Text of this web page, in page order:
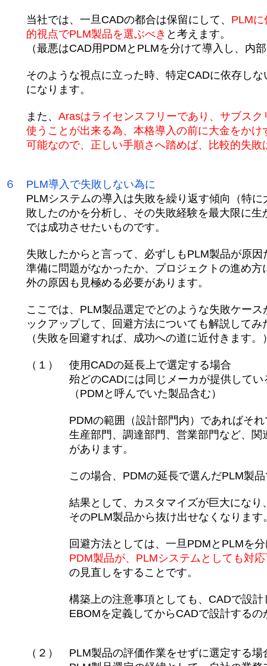
当社では、一旦CADの都合は保留にして、 PLM
的視点でPLM製品を選ぶべき と考えます。
（最悪はCAD用PDMとPLMを分けて導入し、内部
そのような視点に立った時、特定CADに依存しな
になります。
また、 Arasはライセンスフリーであり、サブス
使うことが出来る為、本格導入の前に大金をかけ
可能なので、正しい手順さへ踏めば、比較的失敗
６ PLM導入で失敗しない為に
PLMシステムの導入は失敗を繰り返す傾向（特に
敗したのかを分析し、その失敗経験を最大限に生
では成功させたいものです。
失敗したからと言って、必ずしもPLM製品が原因
準備に問題がなかったか、プロジェクトの進め方
外の原因も見極める必要があります。
ここでは、PLM製品選定でどのような失敗ケース
ックアップして、回避方法についても解説してみ
（失敗を回避すれば、成功への道に近付きます。
（１） 使用CADの延長上で選定する場合
殆どのCADには同じメーカが提供している
（PDMと呼んでいた製品含む）
PDMの範囲（設計部門内）であればそれで
生産部門、調達部門、営業部門など、関連す
があります。
この場合、PDMの延長で選んだPLM製品で
結果として、カスタマイズが巨大になり、ス
そのPLM製品から抜け出せなくなります
回避方法としては、一旦PDMとPLMを分け
PDM製品が、PLMシステムとしても対応可
の見直しをすることです。
構築上の注意事項としても、CADで設計して
EBOMを定義してからCADで設計するのか
（２） PLM製品の評価作業をせずに選定する場